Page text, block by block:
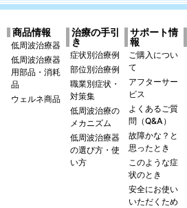
商品情報
低周波治療器
低周波治療器
用部品・消耗
品
ウェルネ商品
治療の手引
き
症状別治療例
部位別治療例
職業別症状・
対策集
低周波治療の
メカニズム
低周波治療器
の選び方・使
い方
サポート情
報
ご購入につい
て
アフターサー
ビス
よくあるご質
問（Q&A）
故障かな？と
思ったとき
このような症
状のとき
安全にお使い
いただくため